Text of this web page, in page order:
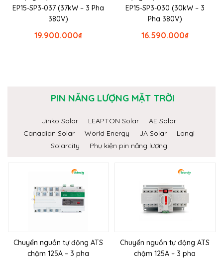
EP15-SP3-037 (37kW – 3 Pha
380V)
₫
19.900.000
EP15-SP3-030 (30kW – 3
Pha 380V)
₫
16.590.000
PIN NĂNG LƯỢNG MẶT TRỜI
Jinko Solar LEAPTON Solar
AE Solar
Canadian Solar
World Energy JA Solar
Longi
Solarcity
Phụ kiện pin năng lượng
Chuyển nguồn tự động ATS
chậm 125A – 3 pha
Chuyển nguồn tự động ATS
chậm 125A – 3 pha